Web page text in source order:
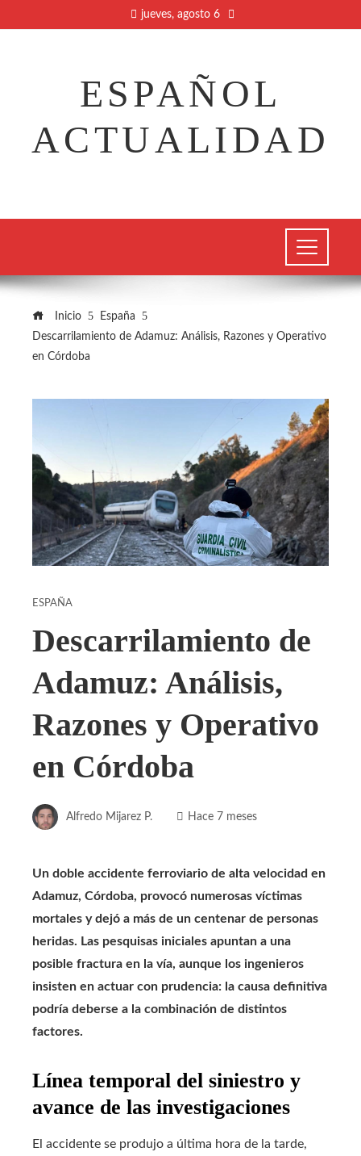
jueves, agosto 6
ESPAÑOL
ACTUALIDAD
Inicio
España
Descarrilamiento de Adamuz: Análisis, Razones y Operativo
en Córdoba
ESPAÑA
Descarrilamiento de
Adamuz: Análisis,
Razones y Operativo
en Córdoba
Alfredo Mijarez P. Hace 7 meses
Un doble accidente ferroviario de alta velocidad en
Adamuz, Córdoba, provocó numerosas víctimas
mortales y dejó a más de un centenar de personas
heridas. Las pesquisas iniciales apuntan a una
posible fractura en la vía, aunque los ingenieros
insisten en actuar con prudencia: la causa definitiva
podría deberse a la combinación de distintos
factores.
Línea temporal del siniestro y
avance de las investigaciones
El accidente se produjo a última hora de la tarde,